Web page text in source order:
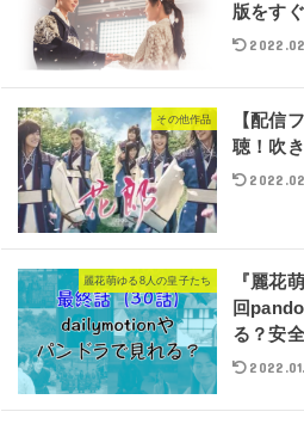
版をす
その他作品
【配信
聴！吹
麗花萌ゆる8人の皇子たち
『麗花
回
る？安